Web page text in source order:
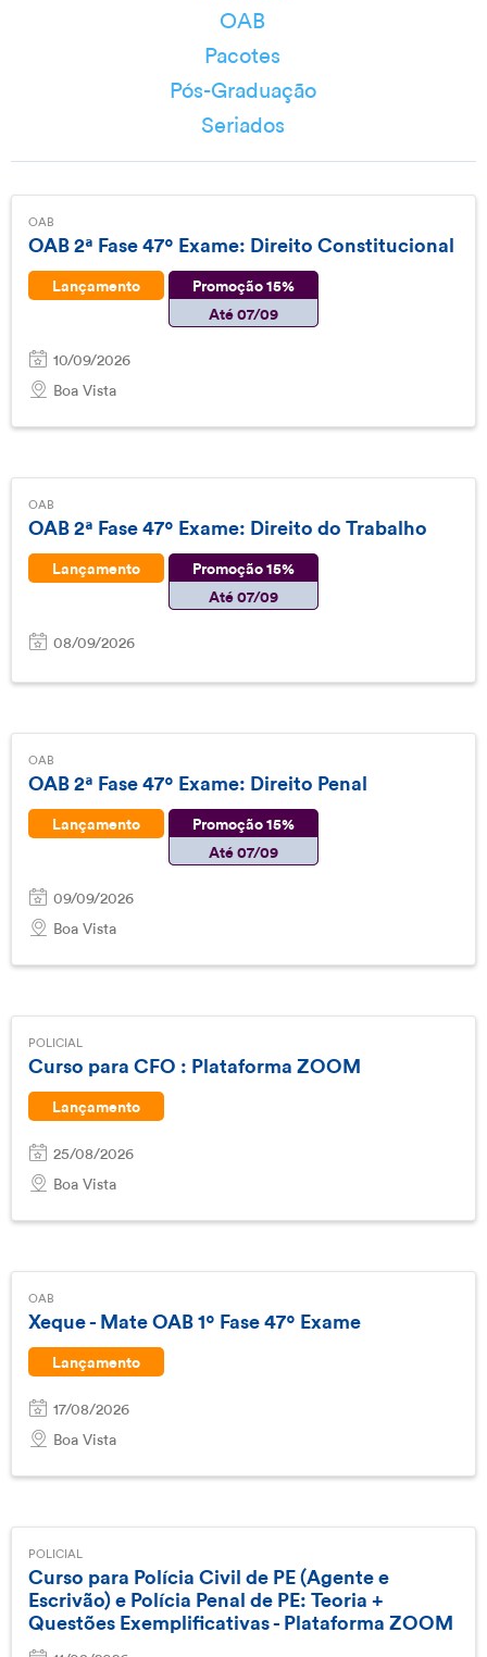
OAB
Pacotes
Pós-Graduação
Seriados
OAB
OAB 2ª Fase 47º Exame: Direito Constitucional
Lançamento
Promoção 15%
Até 07/09
10/09/2026
Boa Vista
OAB
OAB 2ª Fase 47º Exame: Direito do Trabalho
Lançamento
Promoção 15%
Até 07/09
08/09/2026
OAB
OAB 2ª Fase 47º Exame: Direito Penal
Lançamento
Promoção 15%
Até 07/09
09/09/2026
Boa Vista
POLICIAL
Curso para CFO : Plataforma ZOOM
Lançamento
25/08/2026
Boa Vista
OAB
Xeque - Mate OAB 1º Fase 47º Exame
Lançamento
17/08/2026
Boa Vista
POLICIAL
Curso para Polícia Civil de PE (Agente e
Escrivão) e Polícia Penal de PE: Teoria +
Questões Exemplificativas - Plataforma ZOOM